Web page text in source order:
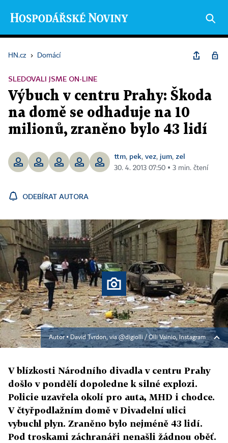
HN.cz › Domácí
SLEDOVALI JSME ON-LINE
Výbuch v centru Prahy: Škoda
na domě se odhaduje na 10
milionů, zraněno bylo 43 lidí
ttm, pek, vez, jum, zel
30. 4. 2013 07:50 ▪ 3 min. čtení
ODEBÍRAT AUTORA
Autor ▪ David Tvrdon, via @digiolli / Olli Vainio, Instagram
V blízkosti Národního divadla v centru Prahy
došlo v pondělí dopoledne k silné explozi.
Policie uzavřela okolí pro auta, MHD i chodce.
V čtyřpodlažním domě v Divadelní ulici
vybuchl plyn. Zraněno bylo nejméně 43 lidí.
Pod troskami záchranáři nenašli žádnou oběť.